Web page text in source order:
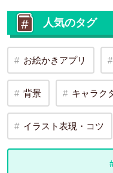
人気のタグ
お絵かきアプリ
背景 キャラク
イラスト表現・コツ